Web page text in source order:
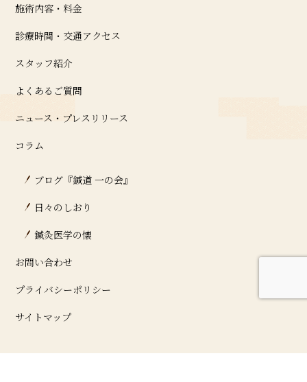
施術内容・料金
診療時間・交通アクセス
スタッフ紹介
よくあるご質問
ニュース・プレスリリース
コラム
ブログ『鍼道 ⼀の会』
日々のしおり
鍼灸医学の懐
お問い合わせ
プライバシーポリシー
サイトマップ